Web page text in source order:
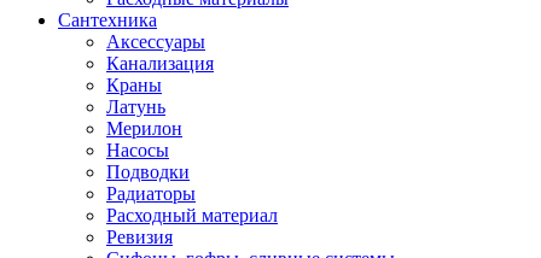
Сантехника
Аксессуары
Канализация
Краны
Латунь
Мерилон
Насосы
Подводки
Радиаторы
Расходный материал
Ревизия